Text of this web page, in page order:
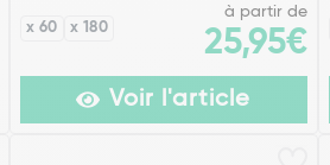
x 60 x 180
à partir de
25,95€
Voir l'article